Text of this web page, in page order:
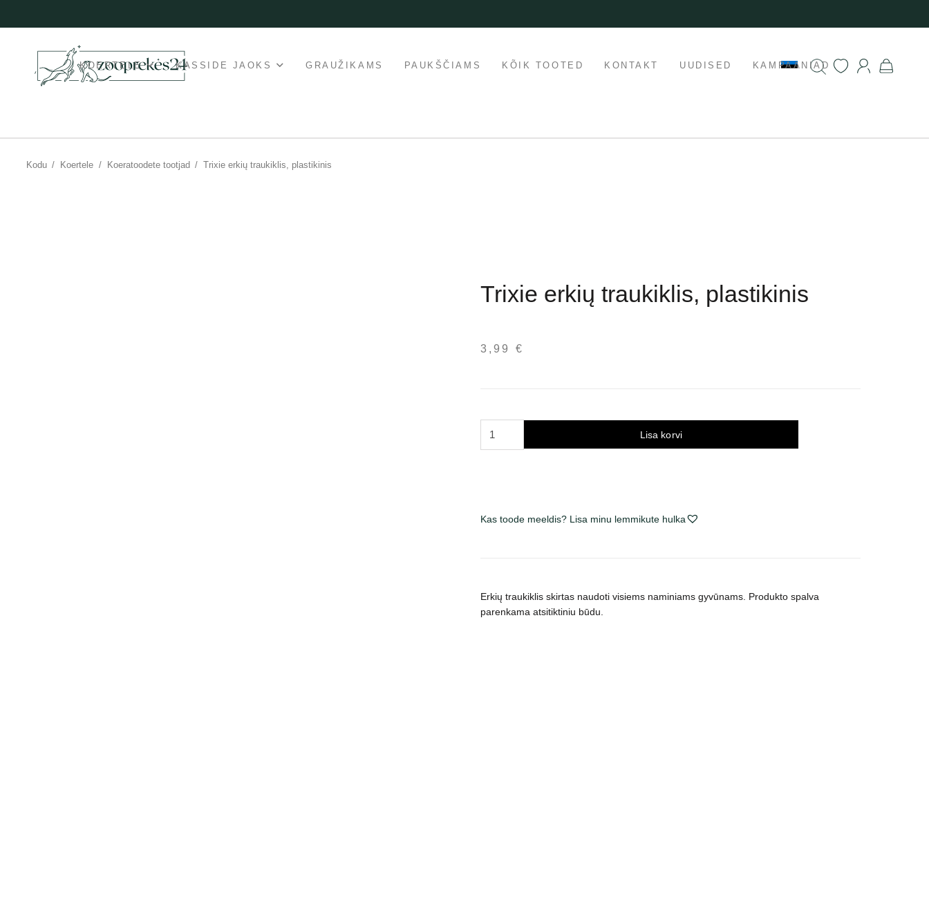
KOERTELE KASSIDE JAOKS GRAUŽIKAMS PAUKŠČIAMS KÕIK TOOTED KONTAKT UUDISED KAMPAANIAD
Kodu / Koertele / Koeratoodete tootjad / Trixie erkių traukiklis, plastikinis
Trixie erkių traukiklis, plastikinis
3,99 €
Lisa korvi
Kas toode meeldis? Lisa minu lemmikute hulka
Erkių traukiklis skirtas naudoti visiems naminiams gyvūnams. Produkto spalva
parenkama atsitiktiniu būdu.